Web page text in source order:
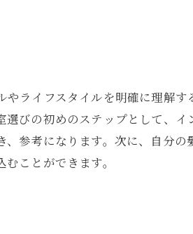
けた後のアフターケア
ライフスタイルを明確に理解
びの初めのステップとして、
参考になります。次に、自分
ことができます。